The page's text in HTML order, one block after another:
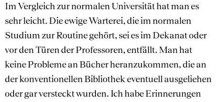
Im Vergleich zur normalen Universität hat man es
sehr leicht. Die ewige Warterei, die im normalen
Studium zur Routine gehört, sei es im Dekanat oder
vor den Türen der Professoren, entfällt. Man hat
keine Probleme an Bücher heranzukommen, die an
der konventionellen Bibliothek eventuell ausgeliehen
oder gar versteckt wurden. Ich habe Erinnerungen